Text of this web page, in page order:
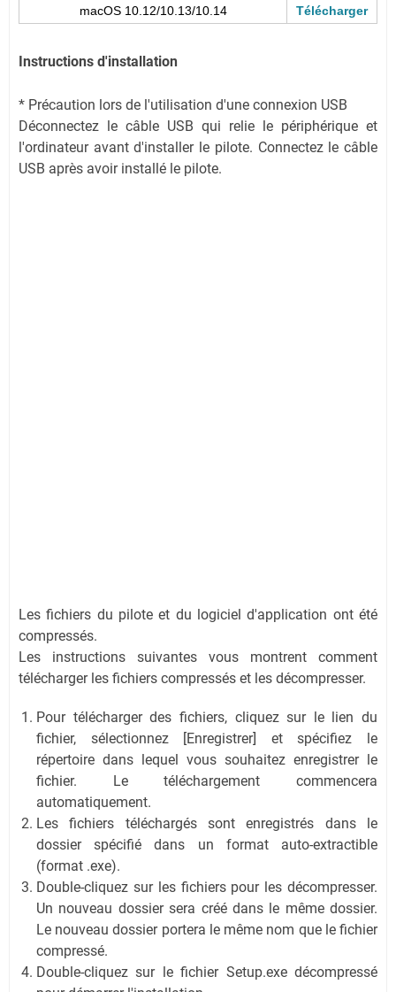
macOS 10.12/10.13/10.14 Télécharger
Instructions d'installation
* Précaution lors de l'utilisation d'une connexion USB
Déconnectez le câble USB qui relie le périphérique et
l'ordinateur avant d'installer le pilote. Connectez le câble
USB après avoir installé le pilote.
Les fichiers du pilote et du logiciel d'application ont été
compressés.
Les instructions suivantes vous montrent comment
télécharger les fichiers compressés et les décompresser.
Pour télécharger des fichiers, cliquez sur le lien du
fichier, sélectionnez [Enregistrer] et spécifiez le
répertoire dans lequel vous souhaitez enregistrer le
fichier. Le téléchargement commencera
automatiquement.
Les fichiers téléchargés sont enregistrés dans le
dossier spécifié dans un format auto-extractible
(format .exe).
Double-cliquez sur les fichiers pour les décompresser.
Un nouveau dossier sera créé dans le même dossier.
Le nouveau dossier portera le même nom que le fichier
compressé.
Double-cliquez sur le fichier Setup.exe décompressé